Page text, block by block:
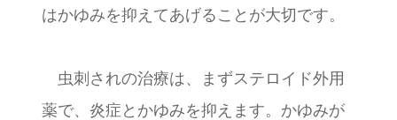
はかゆみを抑えてあげることが大切です。
虫刺されの治療は、まずステロイド外用
薬で、炎症とかゆみを抑えます。かゆみが